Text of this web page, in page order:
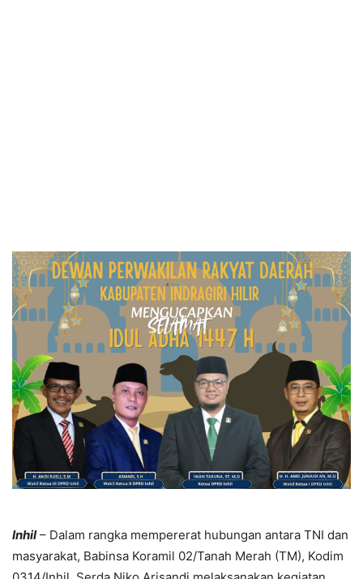
Inhil– Dalam rangka mempererat hubungan antara TNI dan
masyarakat, Babinsa Koramil 02/Tanah Merah (TM), Kodim